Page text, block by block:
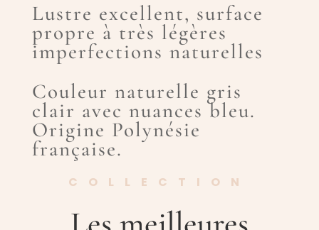
Lustre excellent, surface
propre à très légères
imperfections naturelles
Couleur naturelle gris
clair avec nuances bleu.
Origine Polynésie
française.
COLLECTION